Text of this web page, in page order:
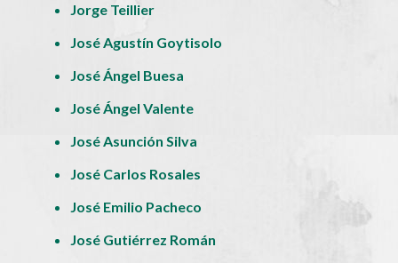
Jorge Teillier
José Agustín Goytisolo
José Ángel Buesa
José Ángel Valente
José Asunción Silva
José Carlos Rosales
José Emilio Pacheco
José Gutiérrez Román